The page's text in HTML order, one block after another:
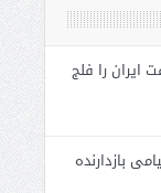
ایران را فلج
بازدارنده